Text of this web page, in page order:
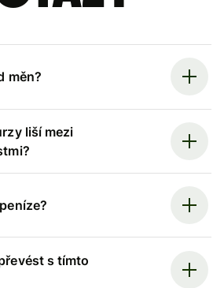
měn?
liší mezi
s tímto